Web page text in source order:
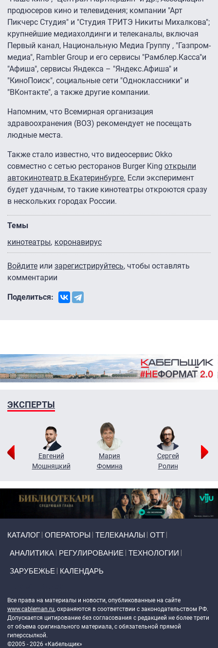
продюсеров кино и телевидения; компании "Арт
Пикчерс Студия" и "Студия ТРИТЭ Никиты Михалкова";
крупнейшие медиахолдинги и телеканалы, включая
Первый канал, Национальную Медиа Группу , "Газпром-
медиа", Rambler Group и его сервисы "Рамблер.Касса"и
"Афиша", сервисы Яндекса – "Яндекс.Афиша" и
"КиноПоиск", социальные сети "Одноклассники" и
"ВКонтакте", а также другие компании.
Напомним, что Всемирная организация
здравоохранения (ВОЗ) рекомендует не посещать
людные места.
Также стало известно, что видеосервис Okko
совместно с сетью ресторанов Burger King открыли
автокинотеатр в Екатеринбурге. Если эксперимент
будет удачным, то такие кинотеатры откроются сразу
в нескольких городах России.
Темы
кинотеатры коронавирус
Войдите или зарегистрируйтесь, чтобы оставлять
комментарии
Поделиться:
ЭКСПЕРТЫ
Евгений
Мошняцкий
Мария
Фомина
Сергей
Ролин
КАТАЛОГ ОПЕРАТОРЫ ТЕЛЕКАНАЛЫ ОТТ
АНАЛИТИКА РЕГУЛИРОВАНИЕ ТЕХНОЛОГИИ
ЗАРУБЕЖЬЕ КАЛЕНДАРЬ
Все права на материалы и новости, опубликованные на сайте
www.cableman.ru, охраняются в соответствии с законодательством РФ.
Допускается цитирование без согласования с редакцией не более трети
от объема оригинального материала, с обязательной прямой
гиперссылкой.
©2005 - 2026 «Кабельщик»